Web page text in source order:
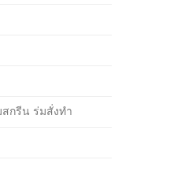
กรีน ร่มสั่งทำ